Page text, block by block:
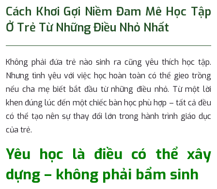
Cách Khơi Gợi Niềm Đam Mê Học Tập
Ở Trẻ Từ Những Điều Nhỏ Nhất
Không phải đứa trẻ nào sinh ra cũng yêu thích học tập.
Nhưng tình yêu với việc học hoàn toàn có thể gieo trồng
nếu cha mẹ biết bắt đầu từ những điều nhỏ. Từ một lời
khen đúng lúc đến một chiếc bàn học phù hợp – tất cả đều
có thể tạo nên sự thay đổi lớn trong hành trình giáo dục
của trẻ.
Yêu học là điều có thể xây
dựng – không phải bẩm sinh